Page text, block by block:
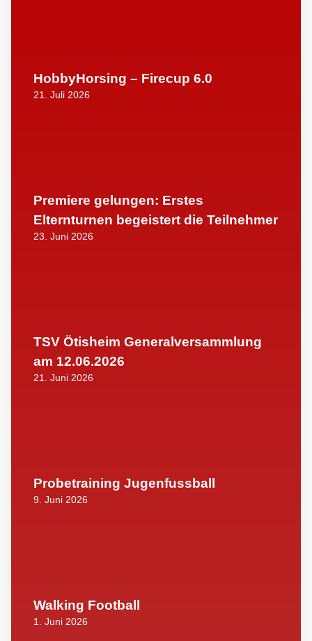
HobbyHorsing – Firecup 6.0
21. Juli 2026
Premiere gelungen: Erstes
Elternturnen begeistert die Teilnehmer
23. Juni 2026
TSV Ötisheim Generalversammlung
am 12.06.2026
21. Juni 2026
Probetraining Jugenfussball
9. Juni 2026
Walking Football
1. Juni 2026